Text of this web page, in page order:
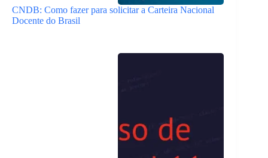
CNDB: Como fazer para solicitar a Carteira Nacional
Docente do Brasil